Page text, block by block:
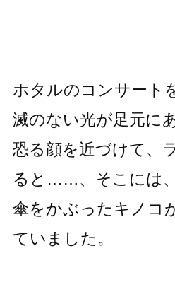
ホタルのコンサート
滅のない光が足元に
恐る顔を近づけて、
ると……、そこには
傘をかぶったキノコ
ていました。